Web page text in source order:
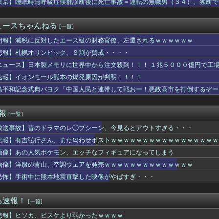
！って風潮ある？GWに子供の面倒見るのを断ったら専業主売の義...
に、夫「元通りとは言わないけどもう少し引き締めなよ。ダレノガ...
、謎のSKB水着を着るｗｗｗｗｗｗｗｗｗｗｗｗｗｗｗｗ
婚した義弟嫁が私と仲良くなりたいらしい。倫理観やモラルが異な...
いな人に執着するんだろう？
だけ招待されてない！」新婦「申し訳ないけど…」→披露宴の空気...
ん、また匂わせポストｗｗｗｗｗｗｗｗｗｗｗｗｗｗｗｗｗ
ロキシーがエッチすぎるwwwwwwwwwww
多田成美アナの胸元から中身が見えてしまう
れや」 アルバイト僕「セルf(いや揉め事は避けよう)」→結...
とんでもないことになるｗｗｗｗｗｗｗ
レスのエース天山広吉がやせたかなしい姿になる
ん、OPSナ・リーグ１位に返り咲く
てやつが出てるらしくめっちゃ欲しい
前の真面目女さん、お◯ぱいがエ口過ぎるｗｗｗｗｗｗｗｗｗｗｗ
パJK、レベチｗｗｗｗｗｗ
ルモランII級掃海艇が国際演習「海風26-2」に参加！
テレビ見ない』って言う奴おかしいだろ。団子屋で『団子食べない...
鈴木誠也 自己最長の24試合連続出塁 チームは9回2死から追い...
経過でどんどん沈んでいくVTuber
まだイケるか？言うてそこまで深刻な状況ちゃうよな？
に震度7、医師らが患者へ覆いかぶさり命を守る
京】睡眠時無呼吸症候群診断後に死亡事故＝運転の無職男（３４）、独断
スちゃんねる [一覧]
報】減税に反対したエース級の財務官僚、左遷されるｗｗｗｗｗｗ
報】札幌オリンピック、８割が賛成・・・・
ュース】日本製メモリに世界中から注文殺到！！！ １兆５０００億円で工
報】イオンモール熊本の爆発原因が判明！！！！
平和記念式典パヨク「中国人民と連帯して戦おー！悪政高市を打倒するぞ
[一覧]
送事故】昔のドラマのレ◯プシーン、今見るとアウトすぎる・・・
報】有吉弘行さん、また匂わせポストｗｗｗｗｗｗｗｗｗｗｗｗｗｗｗｗｗ
像】あの人気ポケモン、エッチなフィギュアになってしまう
像】洋服の青山、空調ウェアを発売ｗｗｗｗｗｗｗｗｗｗｗｗｗｗ
怖】手術中に熊本地震直撃した映像がやばすぎ・・・
報！ [一覧]
報】ヒソカ、ビスケより弱かったｗｗｗｗ